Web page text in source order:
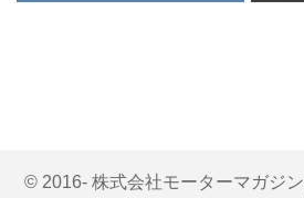
© 2016- 株式会社モーターマガジ